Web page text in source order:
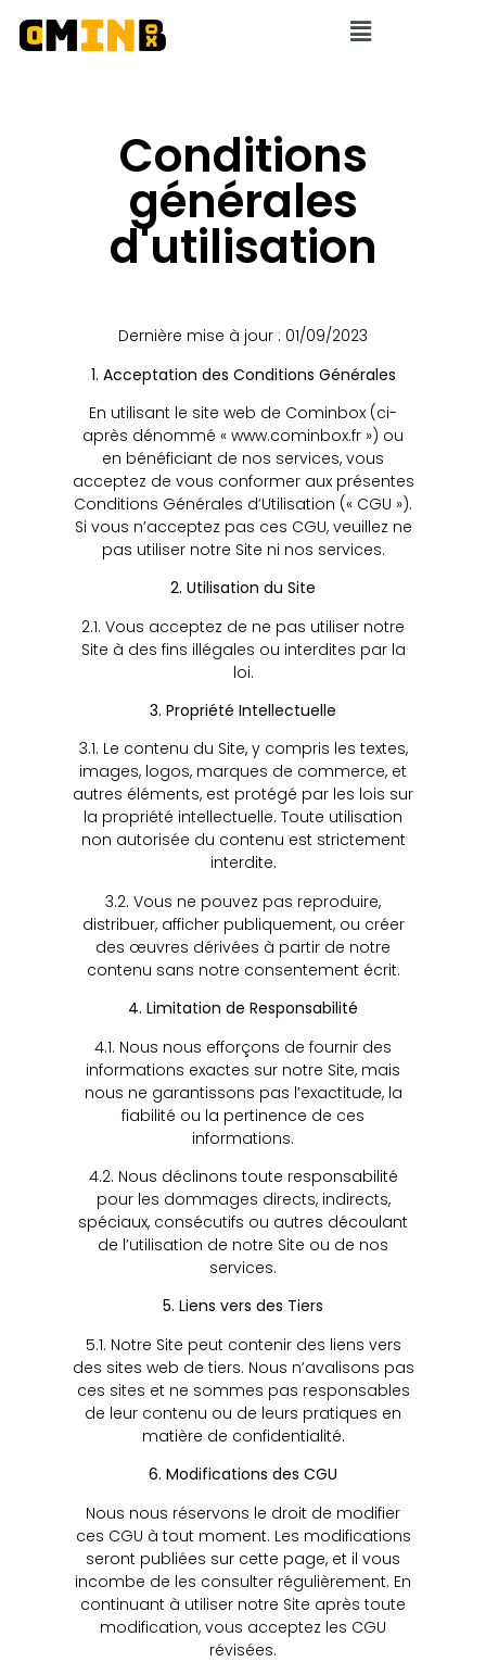
Conditions
générales
d'utilisation
Dernière mise à jour : 01/09/2023
1. Acceptation des Conditions Générales
En utilisant le site web de Cominbox (ci-
après dénommé « www.cominbox.fr ») ou
en bénéficiant de nos services, vous
acceptez de vous conformer aux présentes
Conditions Générales d’Utilisation (« CGU »).
Si vous n’acceptez pas ces CGU, veuillez ne
pas utiliser notre Site ni nos services.
2. Utilisation du Site
2.1. Vous acceptez de ne pas utiliser notre
Site à des fins illégales ou interdites par la
loi.
3. Propriété Intellectuelle
3.1. Le contenu du Site, y compris les textes,
images, logos, marques de commerce, et
autres éléments, est protégé par les lois sur
la propriété intellectuelle. Toute utilisation
non autorisée du contenu est strictement
interdite.
3.2. Vous ne pouvez pas reproduire,
distribuer, afficher publiquement, ou créer
des œuvres dérivées à partir de notre
contenu sans notre consentement écrit.
4. Limitation de Responsabilité
4.1. Nous nous efforçons de fournir des
informations exactes sur notre Site, mais
nous ne garantissons pas l’exactitude, la
fiabilité ou la pertinence de ces
informations.
4.2. Nous déclinons toute responsabilité
pour les dommages directs, indirects,
spéciaux, consécutifs ou autres découlant
de l’utilisation de notre Site ou de nos
services.
5. Liens vers des Tiers
5.1. Notre Site peut contenir des liens vers
des sites web de tiers. Nous n’avalisons pas
ces sites et ne sommes pas responsables
de leur contenu ou de leurs pratiques en
matière de confidentialité.
6. Modifications des CGU
Nous nous réservons le droit de modifier
ces CGU à tout moment. Les modifications
seront publiées sur cette page, et il vous
incombe de les consulter régulièrement. En
continuant à utiliser notre Site après toute
modification, vous acceptez les CGU
révisées.